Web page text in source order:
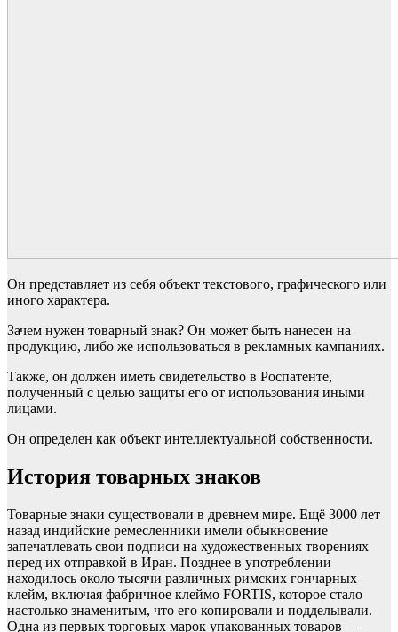
Он представляет из себя объект текстового, графического или
иного характера.
Зачем нужен товарный знак? Он может быть нанесен на
продукцию, либо же использоваться в рекламных кампаниях.
Также, он должен иметь свидетельство в Роспатенте,
полученный с целью защиты его от использования иными
лицами.
Он определен как объект интеллектуальной собственности.
История товарных знаков
Товарные знаки существовали в древнем мире. Ещё 3000 лет
назад индийские ремесленники имели обыкновение
запечатлевать свои подписи на художественных творениях
перед их отправкой в Иран. Позднее в употреблении
находилось около тысячи различных римских гончарных
клейм, включая фабричное клеймо FORTIS, которое стало
настолько знаменитым, что его копировали и подделывали.
Одна из первых торговых марок упакованных товаров —